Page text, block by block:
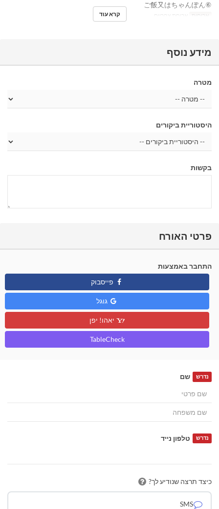
⑥ご飯又はちゃんぽん
ארוחות ארוחת צהריים קרא עוד
מידע נוסף
מטרה
היסטוריית ביקורים
בקשות
פרטי האורח
התחבר באמצעות
פייסבוק
גוגל
יאהו! יפן
TableCheck
שם נדרש
טלפון נייד נדרש
כיצד תרצה שנודיע לך?
SMS